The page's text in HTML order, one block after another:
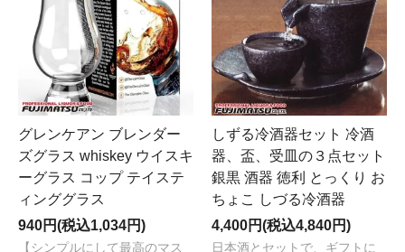
グレンケアン ブレンダー
ズグラス whiskey ウイスキ
ーグラス コップ テイステ
ィンググラス
940円(税込1,034円)
【シンプルにして最高のマス
しずる冷酒器セット 冷酒
器、盃、受皿の３点セット
銀黒 酒器 徳利 とっくり お
ちょこ しづる冷酒器
4,400円(税込4,840円)
日本酒とセットで、ギフトに